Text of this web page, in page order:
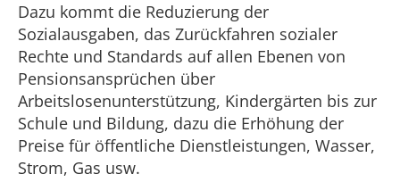
Dazu kommt die Reduzierung der
Sozialausgaben, das Zurückfahren sozialer
Rechte und Standards auf allen Ebenen von
Pensionsansprüchen über
Arbeitslosenunterstützung, Kindergärten bis zur
Schule und Bildung, dazu die Erhöhung der
Preise für öffentliche Dienstleistungen, Wasser,
Strom, Gas usw.